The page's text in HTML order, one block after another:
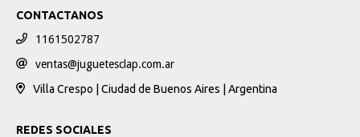
CONTACTANOS
1161502787
ventas@juguetesclap.com.ar
Villa Crespo | Ciudad de Buenos Aires | Argentina
REDES SOCIALES